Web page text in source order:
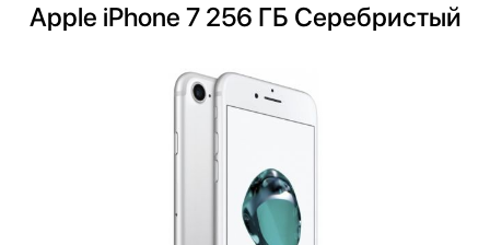
Apple iPhone 7 256 ГБ Серебристый